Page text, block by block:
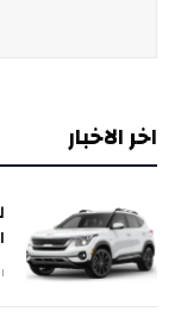
اخر الاخبار